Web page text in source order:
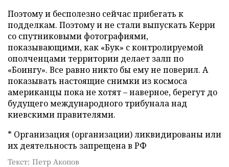
Поэтому и бесполезно сейчас прибегать к
подделкам. Поэтому и не стали выпускать Керри
со спутниковыми фотографиями,
показывающими, как «Бук» с контролируемой
ополченцами территории делает залп по
«Боингу». Все равно никто бы ему не поверил. А
показывать настоящие снимки из космоса
американцы пока не хотят – наверное, берегут до
будущего международного трибунала над
киевскими правителями.
* Организация (организации) ликвидированы или
их деятельность запрещена в РФ
Текст: Петр Акопов